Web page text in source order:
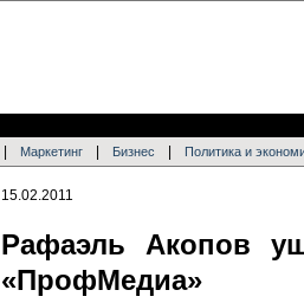
Маркетинг Бизнес Политика и
15.02.2011
Рафаэль Акопов
«ПрофМедиа»